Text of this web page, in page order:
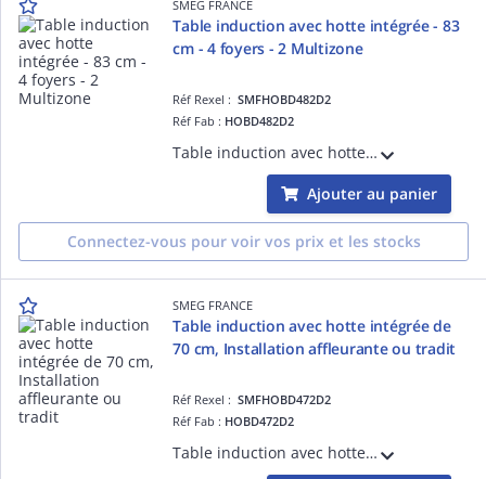
SMEG FRANCE
Table induction avec hotte intégrée - 83
cm - 4 foyers - 2 Multizone
Réf Rexel :SMFHOBD482D2
Réf Fab : HOBD482D2
Table induction avec hotte intégrée de 83 cm, version recyclage, Installation affleurante ou traditionnelle - ESTHÉTIQUE ET COMMANDES : Verre céramique avec bord droit et Grille en inox émaillé, Commandes Evoslider (slider unique avec LED r
Ajouter au panier
Connectez-vous pour voir vos prix et les stocks
SMEG FRANCE
Table induction avec hotte intégrée de
70 cm, Installation affleurante ou tradit
Réf Rexel :SMFHOBD472D2
Réf Fab : HOBD472D2
Table induction avec hotte intégrée de 70 cm, Installation affleurante ou traditionnelle - ESTHÉTIQUE ET COMMANDES : Verre céramique avec bord droit et Grille en inox émaillé, Commandes Evoslider (slider unique avec LED rouges) - FOYERS : 4